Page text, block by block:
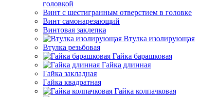
головкой
Винт с шестигранным отверстием в головке
Винт самонарезающий
Винтовая заклепка
Втулка изолирующая
Втулка резьбовая
Гайка барашковая
Гайка длинная
Гайка закладная
Гайка квадратная
Гайка колпачковая